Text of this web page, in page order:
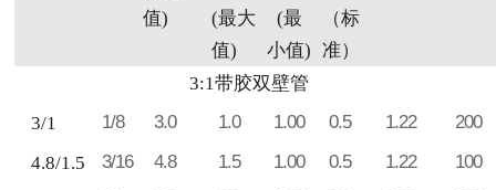
值)
(最大
值)
(最
小值)
（标
准）
3:1带胶双壁管
3/1
1/8 3.0 1.0 1.00 0.5 1.22
200
4.8/1.5
3/16 4.8 1.5 1.00 0.5 1.22
100